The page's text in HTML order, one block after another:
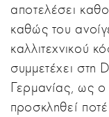
αποτελέσει
καθώς του
καλλιτεχνικού
συμμετέχει στη
Γερμανίας, ως ο
προσκληθεί